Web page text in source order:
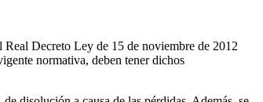
Decreto Ley de 15 de noviembre de 2012
normativa, deben tener dichos